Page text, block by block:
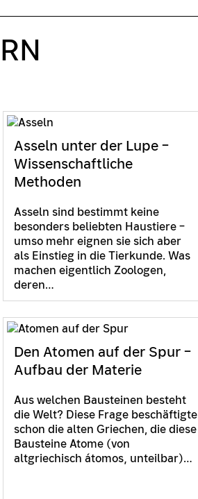
Asseln unter der Lupe –
Wissenschaftliche
Methoden
Asseln sind bestimmt keine
besonders beliebten Haustiere –
umso mehr eignen sie sich aber
als Einstieg in die Tierkunde. Was
machen eigentlich Zoologen,
deren…
Den Atomen auf der Spur –
Aufbau der Materie
Aus welchen Bausteinen besteht
die Welt? Diese Frage beschäftigte
schon die alten Griechen, die diese
Bausteine Atome (von
altgriechisch átomos‚ unteilbar)…